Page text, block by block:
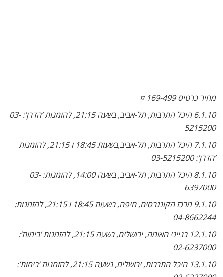
מחיר כרטיס 169-499 ¤
6.1.10 היכל התרבות, תל-אביב, בשעה 21:15, להזמנות ‘הדרן’: 03-
5215200
7.1.10 היכל התרבות, תל-אביב,בשעות 18:45 ו 21:15, להזמנות
‘הדרן’: 03-5215200
8.1.10 היכל התרבות, תל-אביב, בשעה 14:00, להזמנות: 03-
6397000
9.1.10 מרכז הקונגרסים, חיפה, בשעות 18:45 ו 21:15, להזמנות:
04-8662244
12.1.10 בנייני האומה, ירושלים, בשעה 21:15, להזמנות ‘בימות’:
02-6237000
13.1.10 היכל התרבות, ירושלים, בשעה 21:15, להזמנות ‘בימות’: